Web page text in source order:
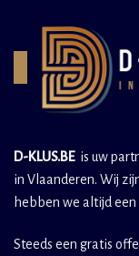
D-KLUS.BEis uw
in Vlaanderen. Wij
hebben we altijd
Steeds een gratis